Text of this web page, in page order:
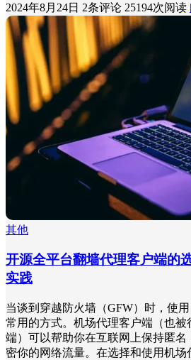
2024年8月24日 2条评论 25194次阅读
其他
开源全平台翻墙代理客户端的
实践
当谈到穿越防火墙（GFW）时，使
常用的方式。机场代理客户端（也被
端）可以帮助你在互联网上保持匿
密你的网络流量。在选择和使用机